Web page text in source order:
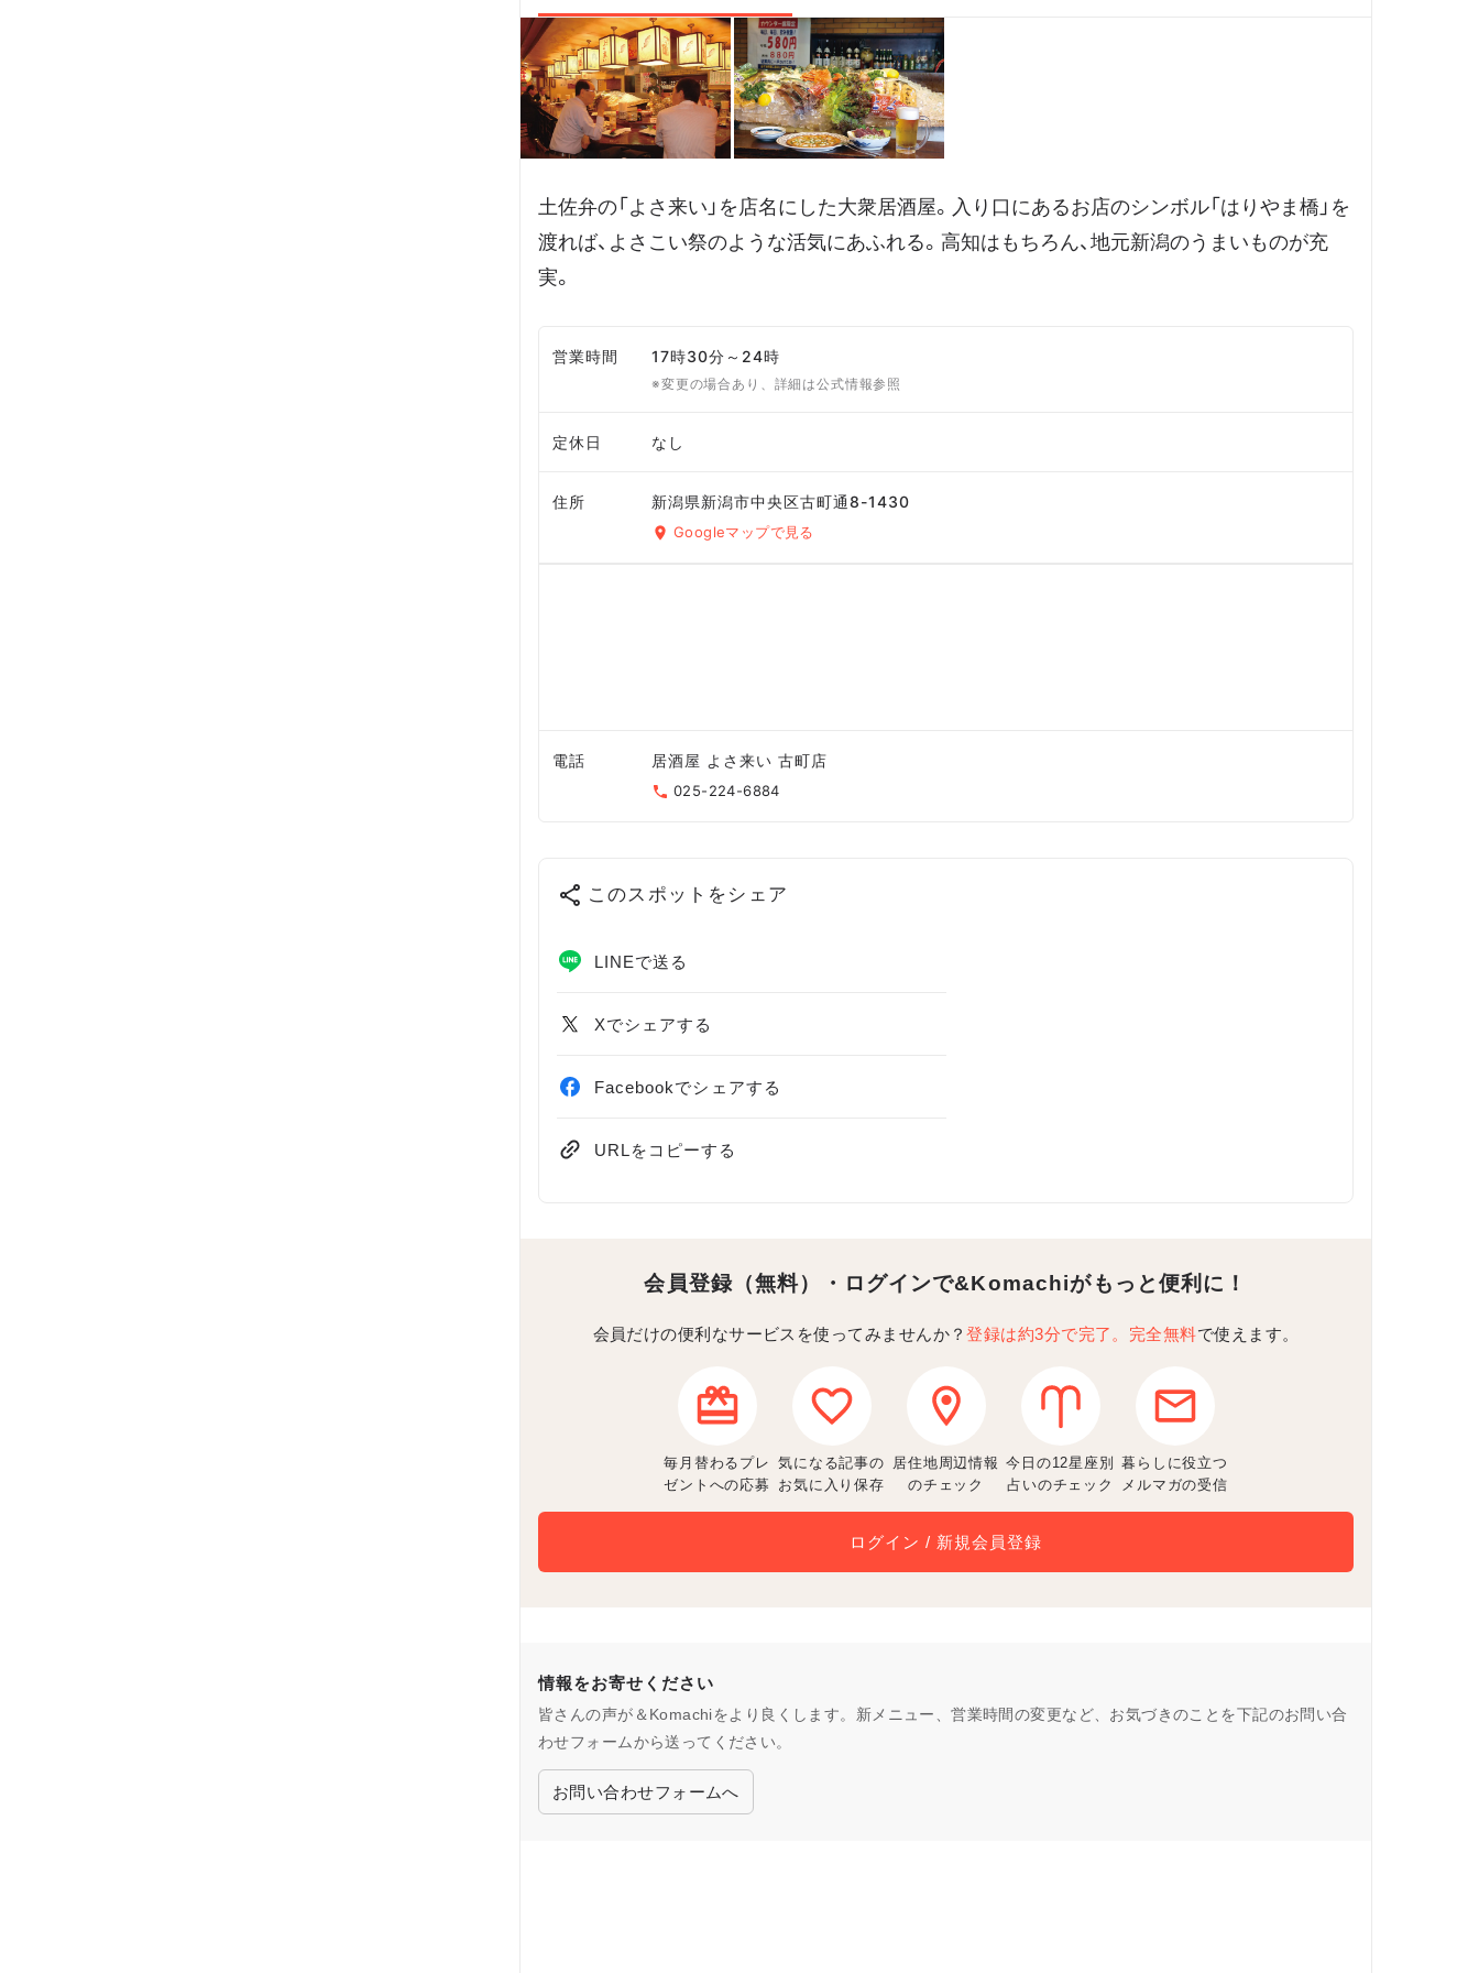
土佐弁の「よさ来い」を店名にした大衆居酒屋。入り口にあるお店のシンボル「はりやま橋」を
渡れば、よさこい祭のような活気にあふれる。高知はもちろん、地元新潟のうまいものが充
実。
営業時間 17時30分～24時
※変更の場合あり、詳細は公式情報参照
定休日 なし
住所 新潟県新潟市中央区古町通8-1430
Googleマップで見る
電話 居酒屋 よさ来い 古町店
025-224-6884
このスポットをシェア
LINEで送る
Xでシェアする
Facebookでシェアする
URLをコピーする
会員登録（無料）・ログインで&Komachiがもっと便利に！
会員だけの便利なサービスを使ってみませんか？登録は約3分で完了。完全無料で使えます。
毎月替わるプレ
ゼントへの応募
気になる記事の
お気に入り保存
居住地周辺情報
のチェック
今日の12星座別
占いのチェック
暮らしに役立つ
メルマガの受信
ログイン / 新規会員登録
情報をお寄せください
皆さんの声が＆Komachiをより良くします。新メニュー、営業時間の変更など、お気づきのことを下記のお問い合
わせフォームから送ってください。
お問い合わせフォームへ